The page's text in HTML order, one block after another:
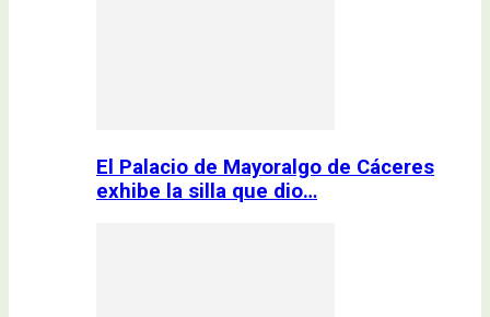
El Palacio de Mayoralgo de Cáceres
exhibe la silla que dio…